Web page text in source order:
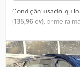
Condição:usado,
(135,96 cv), primeira
mecânico, classe de
Equipamento:ABS,
programa eletrónico